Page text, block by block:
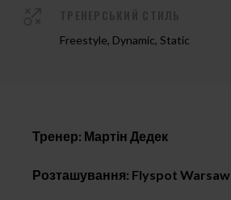
Freestyle, Dynamic, Static
Тренер: Мартін Дедек
Розташування: Flyspot Warsaw